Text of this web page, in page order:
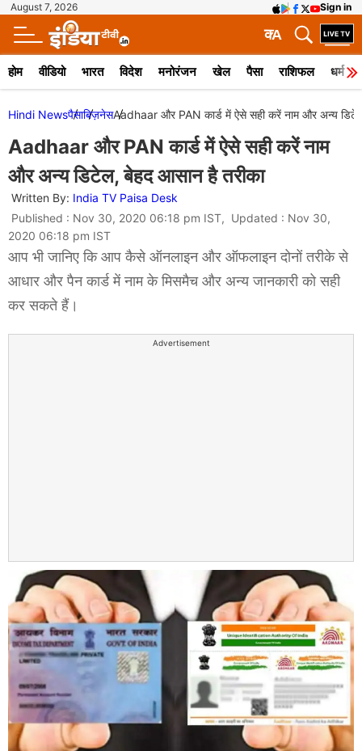
August 7, 2026 Sign in
A
क
होम वीडियो भारत विदेश मनोरंजन खेल पैसा राशिफल धर्म
Hindi Newsपैसाबिज़नेसAadhaar और PAN कार्ड में ऐसे सही करें नाम और अन्य
Aadhaar और PAN कार्ड में ऐसे सही करें नाम
और अन्य डिटेल, बेहद आसान है तरीका
Written By: India TV Paisa Desk
Published : Nov 30, 2020 06:18 pm IST, Updated : Nov 30,
2020 06:18 pm IST
आप भी जानिए कि आप कैसे ऑनलाइन और ऑफलाइन दोनों तरीके से
आधार और पैन कार्ड में नाम के मिसमैच और अन्य जानकारी को सही
कर सकते हैं।
Advertisement